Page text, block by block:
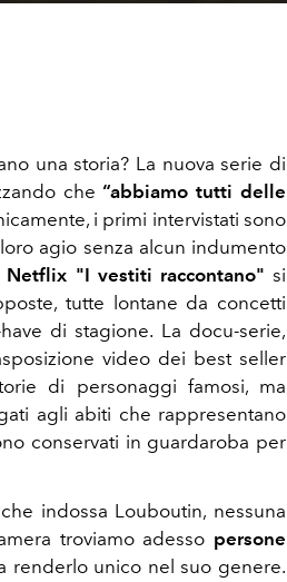
una storia? La nuova serie di
che“abbiamo tutti delle
i primi intervistati sono
agio senza alcun indumento
Netflix "I vestiti raccontano" si
tutte lontane da concetti
di stagione. La docu-serie,
video dei best seller
di personaggi famosi, ma
agli abiti che rappresentano
conservati in guardaroba per
indossa Louboutin, nessuna
troviamo adesso persone
renderlo unico nel suo genere.